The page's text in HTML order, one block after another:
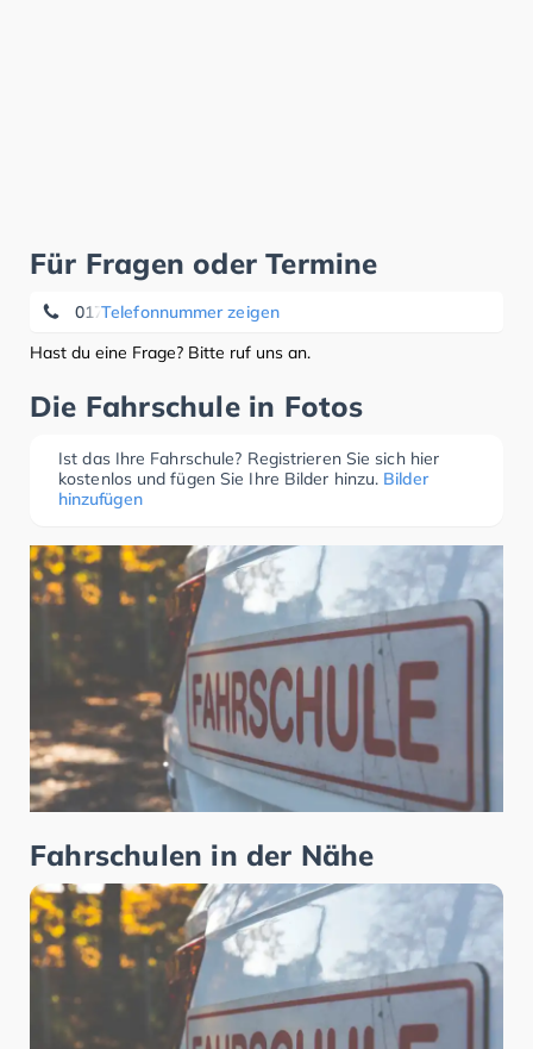
Für Fragen oder Termine
Telefonnummer zeigen
0176 80 57 96 42
Hast du eine Frage? Bitte ruf uns an.
Die Fahrschule in Fotos
Ist das Ihre Fahrschule? Registrieren Sie sich hier
kostenlos und fügen Sie Ihre Bilder hinzu. Bilder
hinzufügen
Fahrschulen in der Nähe